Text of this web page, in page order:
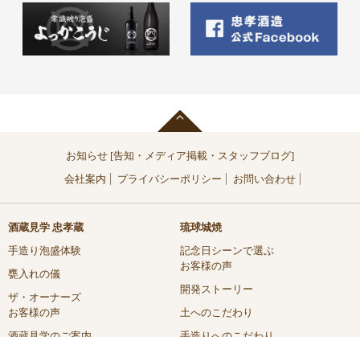
お知らせ [告知・メディア掲載・スタッフブログ]
会社案内
プライバシーポリシー お問い合わせ
酒蔵見学 忠孝蔵
手造り泡盛体験
甕入れの儀
ザ・オーナーズ
お客様の声
琉球城焼
記念日シーンで選ぶ
お客様の声
開発ストーリー
土へのこだわり